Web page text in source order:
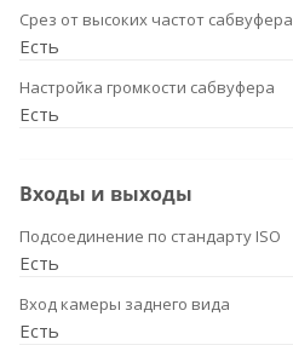
Срез от высоких частот сабвуфера
Есть
Настройка громкости сабвуфера
Есть
Входы и выходы
Подсоединение по стандарту ISO
Есть
Вход камеры заднего вида
Есть